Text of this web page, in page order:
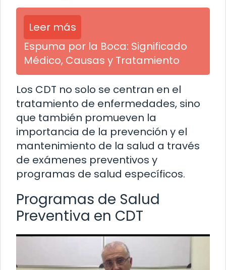
Leer más
Espuma por la Boca: Significado
Médico, Causas y Tratamiento
Los CDT no solo se centran en el
tratamiento de enfermedades, sino
que también promueven la
importancia de la prevención y el
mantenimiento de la salud a través
de exámenes preventivos y
programas de salud específicos.
Programas de Salud
Preventiva en CDT